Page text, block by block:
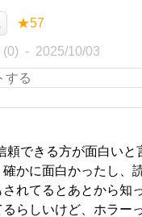
★57
(0) 2025/10/03
頼できる方が面白いと
かに面白かったし、
されてるとあとから知
るらしいけど、ホラー